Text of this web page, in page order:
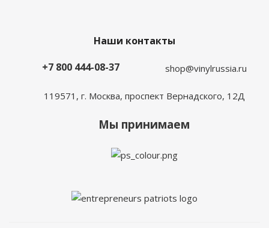
Наши контакты
+7 800 444-08-37
shop@vinylrussia.ru
119571, г. Москва, проспект Вернадского, 12Д
Мы принимаем